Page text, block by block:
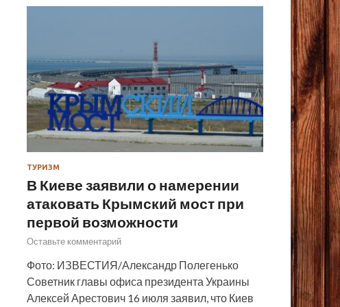
ТУРИЗМ
В Киеве заявили о намерении
атаковать Крымский мост при
первой возможности
Оставьте комментарий
Фото: ИЗВЕСТИЯ/Александр Полегенько
Советник главы офиса президента Украины
Алексей Арестович 16 июля заявил, что Киев